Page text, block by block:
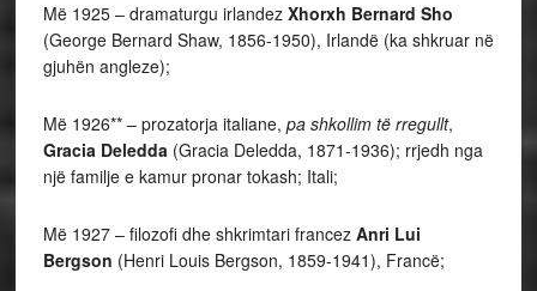
Më 1925 – dramaturgu irlandez Xhorxh Bernard Sho
(George Bernard Shaw, 1856-1950), Irlandë (ka shkruar në
gjuhën angleze);
Më 1926** – prozatorja italiane, pa shkollim të rregullt,
Gracia Deledda (Gracia Deledda, 1871-1936); rrjedh nga
një familje e kamur pronar tokash; Itali;
Më 1927 – filozofi dhe shkrimtari francez Anri Lui
Bergson (Henri Louis Bergson, 1859-1941), Francë;